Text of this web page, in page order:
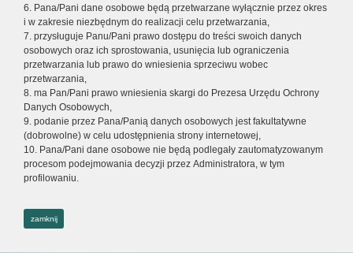
6. Pana/Pani dane osobowe będą przetwarzane wyłącznie przez okres
i w zakresie niezbędnym do realizacji celu przetwarzania,
7. przysługuje Panu/Pani prawo dostępu do treści swoich danych
osobowych oraz ich sprostowania, usunięcia lub ograniczenia
przetwarzania lub prawo do wniesienia sprzeciwu wobec
przetwarzania,
8. ma Pan/Pani prawo wniesienia skargi do Prezesa Urzędu Ochrony
Danych Osobowych,
9. podanie przez Pana/Panią danych osobowych jest fakultatywne
(dobrowolne) w celu udostępnienia strony internetowej,
10. Pana/Pani dane osobowe nie będą podlegały zautomatyzowanym
procesom podejmowania decyzji przez Administratora, w tym
profilowaniu.
zamknij